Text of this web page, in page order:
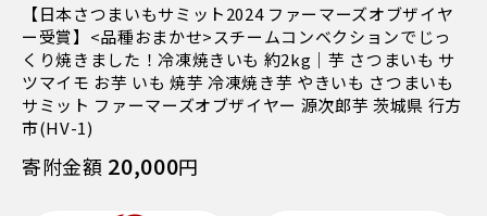
【日本さつまいもサミット2024 ファーマーズオブザイヤ
ー受賞】<品種おまかせ>スチームコンベクションでじっ
くり焼きました！冷凍焼きいも 約2kg｜芋 さつまいも サ
ツマイモ お芋 いも 焼芋 冷凍焼き芋 やきいも さつまいも
サミット ファーマーズオブザイヤー 源次郎芋 茨城県 行方
市(HV-1)
寄附金額 20,000円